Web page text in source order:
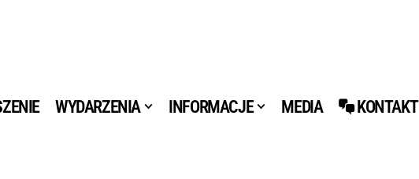
WYDARZENIA INFORMACJE MEDIA KONTAKT